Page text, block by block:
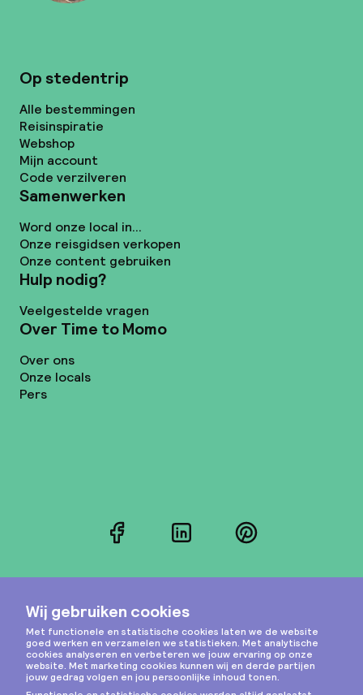
Op stedentrip
Alle bestemmingen
Reisinspiratie
Webshop
Mijn account
Code verzilveren
Samenwerken
Word onze local in...
Onze reisgidsen verkopen
Onze content gebruiken
Hulp nodig?
Veelgestelde vragen
Over Time to Momo
Over ons
Onze locals
Pers
FacebookLinkedInPinterest
Instagram